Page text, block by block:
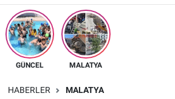
GÜNCEL MALATYA
HABERLER MALATYA
SPOR
SAĞLIK
DİĞER
Malatya Trafik Yoğunluk
Süper Lig Puan Durumu ve
Tüm Manşetler